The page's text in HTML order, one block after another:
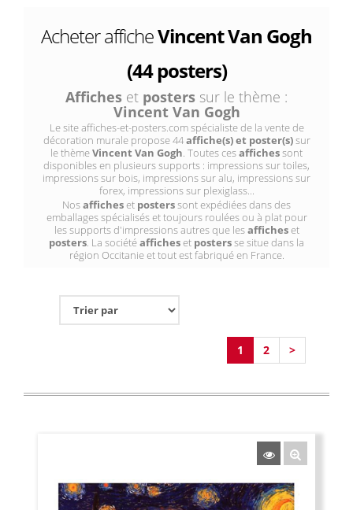
Acheter afficheVincent Van Gogh
(44 posters)
Affiches et posters sur le thème :
Vincent Van Gogh
Le site affiches-et-posters.com spécialiste de la vente de
décoration murale propose 44affiche(s) et poster(s)sur
le thèmeVincent Van Gogh. Toutes cesaffichessont
disponibles en plusieurs supports : impressions sur toiles,
impressions sur bois, impressions sur alu, impressions sur
forex, impressions sur plexiglass...
Nosafficheset posterssont expédiées dans des
emballages spécialisés et toujours roulées ou à plat pour
les supports d'impressions autres que lesafficheset
posters. La sociétéafficheset postersse situe dans la
région Occitanie et tout est fabriqué en France.
1 2 >